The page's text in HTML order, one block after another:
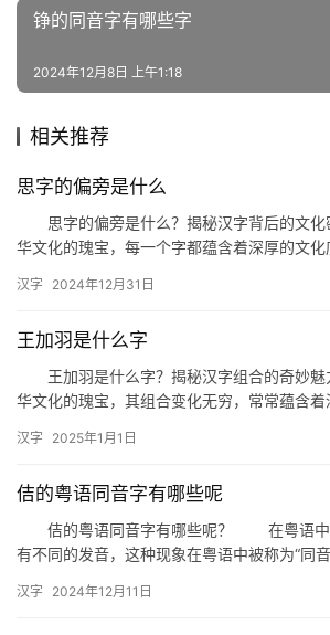
义
组
拼
铮的同音字有哪些字
2024年12月8日 上午1:18
相关推荐
思字的偏旁是什么
思字的偏旁是什么？揭秘汉字背后的文
华文化的瑰宝，每一个字都蕴含着深厚的文
字…
汉字 2024年12月31日
王加羽是什么字
王加羽是什么字？揭秘汉字组合的奇妙
华文化的瑰宝，其组合变化无穷，常常蕴含
一…
汉字 2025年1月1日
佶的粤语同音字有哪些呢
佶的粤语同音字有哪些呢？ 在粤语中
有不同的发音，这种现象在粤语中被称为“同
汉字 2024年12月11日